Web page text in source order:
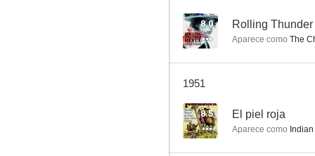
8.0 Rolling
Aparece como The
1951
8.5 El piel roja
Aparece como